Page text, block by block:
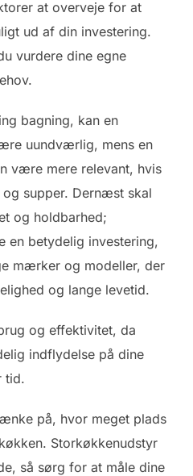
at overveje for at
ud af din investering.
vurdere dine egne
bagning, kan en
uundværlig, mens en
være mere relevant, hvis
supper. Dernæst skal
og holdbarhed;
en betydelig investering,
mærker og modeller, der
og lange levetid.
og effektivitet, da
indflydelse på dine
tid.
på, hvor meget plads
Storkøkkenudstyr
så sørg for at måle dine